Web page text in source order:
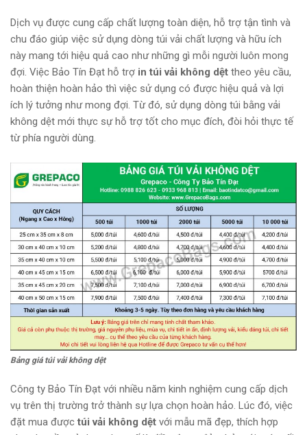
Dịch vụ được cung cấp chất lượng toàn diện, hỗ trợ tận tình và
chu đáo giúp việc sử dụng dòng túi vải chất lượng và hữu ích
này mang tới hiệu quả cao như những gì mỗi người luôn mong
đợi. Việc Bảo Tín Đạt hỗ trợ in túi vải không dệt theo yêu cầu,
hoàn thiện hoàn hảo thì việc sử dụng có được hiệu quả và lợi
ích lý tưởng như mong đợi. Từ đó, sử dụng dòng túi bằng vải
không dệt mới thực sự hỗ trợ tốt cho mục đích, đòi hỏi thực tế
từ phía người dùng.
Bảng giá túi vải không dệt
Công ty Bảo Tín Đạt với nhiều năm kinh nghiệm cung cấp dịch
vụ trên thị trường trở thành sự lựa chọn hoàn hảo. Lúc đó, việc
đặt mua được túi vải không dệt với mẫu mã đẹp, thích hợp